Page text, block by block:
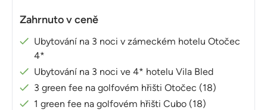
Zahrnuto v ceně
Ubytování na 3 noci v zámeckém hotelu Otočec
4*
Ubytování na 3 noci ve 4* hotelu Vila Bled
3 green fee na golfovém hřišti Otočec (18)
1 green fee na golfovém hřišti Cubo (18)